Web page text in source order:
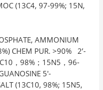
(13C4, 97-99%; 15N,
AMMONIUM
CHEM PUR. >90% 2’-
，98%；15N5，96-
5′-
(13C10, 98%; 15N5,